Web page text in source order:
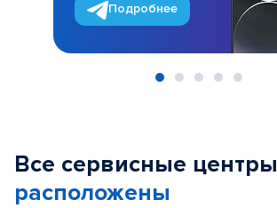
Подробнее
Все сервисные центры
расположены